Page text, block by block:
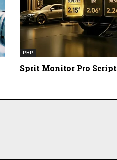
PHP
Sprit Monitor Pro Script